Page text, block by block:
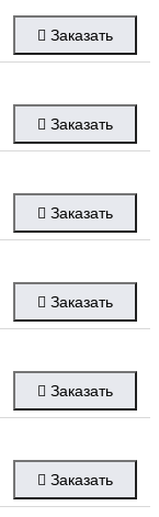
Заказать
Заказать
Заказать
Заказать
Заказать
Заказать